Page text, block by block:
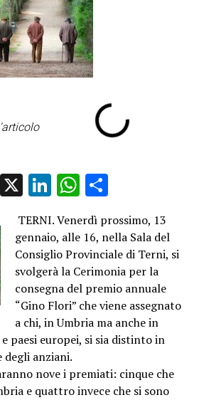
X LinkedIn
WhatsApp
Condividi
TERNI. Venerdì prossimo, 13
gennaio, alle 16, nella Sala del
Consiglio Provinciale di Terni, si
svolgerà la Cerimonia per la
consegna del premio annuale
“Gino Flori” che viene assegnato
a chi, in Umbria ma anche in
paesi europei, si sia distinto in
degli anziani.
nove i premiati: cinque che
e quattro invece che si sono